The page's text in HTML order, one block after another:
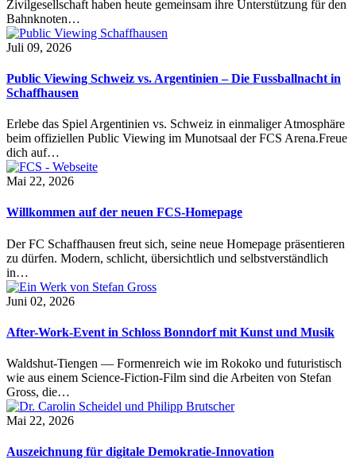
Zivilgesellschaft haben heute gemeinsam ihre Unterstützung für den
Bahnknoten…
Juli 09, 2026
Public Viewing Schweiz vs. Argentinien – Die Fussballnacht in
Schaffhausen
Erlebe das Spiel Argentinien vs. Schweiz in einmaliger Atmosphäre
beim offiziellen Public Viewing im Munotsaal der FCS Arena.Freue
dich auf…
Mai 22, 2026
Willkommen auf der neuen FCS-Homepage
Der FC Schaffhausen freut sich, seine neue Homepage präsentieren
zu dürfen. Modern, schlicht, übersichtlich und selbstverständlich
in…
Juni 02, 2026
After-Work-Event in Schloss Bonndorf mit Kunst und Musik
Waldshut-Tiengen — Formenreich wie im Rokoko und futuristisch
wie aus einem Science-Fiction-Film sind die Arbeiten von Stefan
Gross, die…
Mai 22, 2026
Auszeichnung für digitale Demokratie-Innovation